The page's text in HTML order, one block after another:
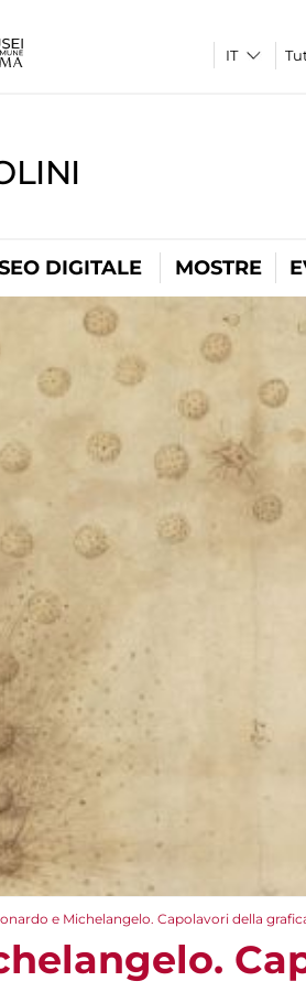
DIGITALE MOSTRE
e Michelangelo. Capolavori della